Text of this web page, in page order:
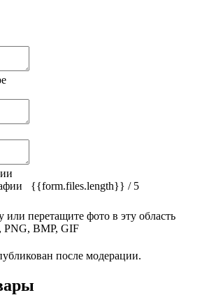
{{form.files.length}} / 5
перетащите фото в эту область
PNG, BMP, GIF
после модерации.